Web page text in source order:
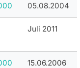
05.08.2004
Juli 2011
15.06.2006